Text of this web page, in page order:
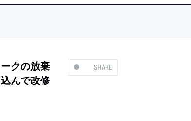
SHARE
クの放棄
んで改修